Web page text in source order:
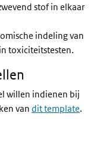
stof in elkaar
indeling van
toxiciteitstesten.
willen indienen bij
van dit template.